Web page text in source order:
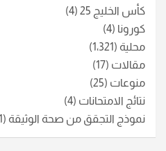
كأس الخليج 25
(4)
كورونا (4)
محلية (1٬321)
مقالات (17)
منوعات (25)
نتائج الامتحانات (4)
نموذج التجقق من صحة الوثيقة (1)